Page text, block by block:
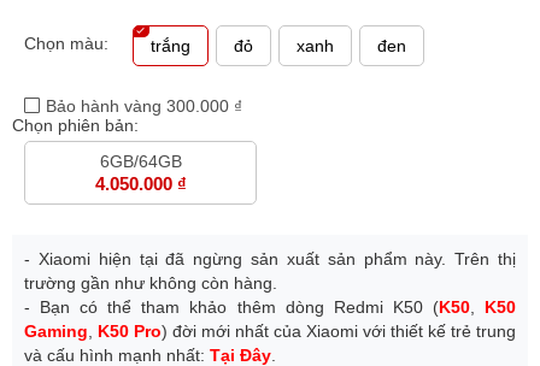
Chọn màu: trắng đỏ xanh đen
Bảo hành vàng 300.000 ₫
Chọn phiên bản:
6GB/64GB
4.050.000 ₫
- Xiaomi hiện tại đã ngừng sản xuất sản phẩm này. Trên thị
trường gần như không còn hàng.
- Bạn có thể tham khảo thêm dòng Redmi K50 (K50, K50
Gaming
K50 Pro) đời mới nhất của Xiaomi với thiết kế trẻ trung
và cấu hình mạnh nhất: Tại Đây